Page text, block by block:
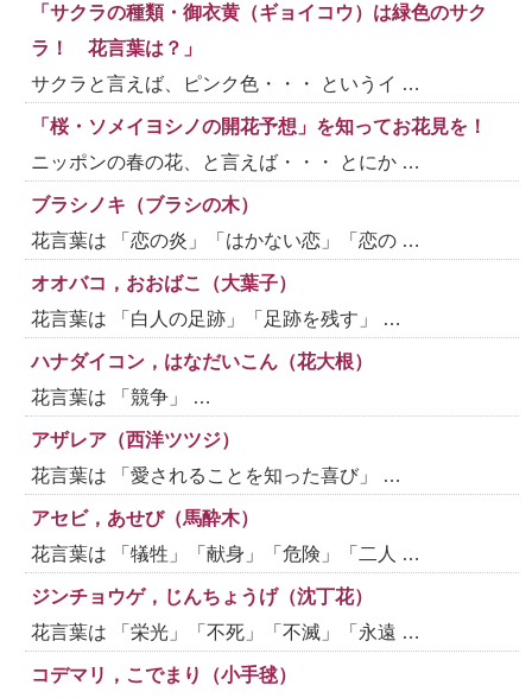
「サクラの種類・御衣黄（ギョイコウ）は緑色のサク
ラ！ 花言葉は？」
サクラと言えば、ピンク色・・・ というイ …
「桜・ソメイヨシノの開花予想」を知ってお花見を！
ニッポンの春の花、と言えば・・・ とにか …
ブラシノキ（ブラシの木）
花言葉は 「恋の炎」「はかない恋」「恋の …
オオバコ，おおばこ（大葉子）
花言葉は 「白人の足跡」「足跡を残す」 …
ハナダイコン，はなだいこん（花大根）
花言葉は 「競争」 …
アザレア（西洋ツツジ）
花言葉は 「愛されることを知った喜び」 …
アセビ，あせび（馬酔木）
花言葉は 「犠牲」「献身」「危険」「二人 …
ジンチョウゲ，じんちょうげ（沈丁花）
花言葉は 「栄光」「不死」「不滅」「永遠 …
コデマリ，こでまり（小手毬）